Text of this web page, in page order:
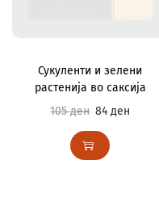
Сукуленти и зелени
растенија во саксија
105ден 84ден